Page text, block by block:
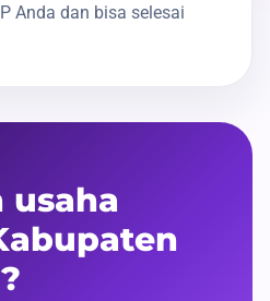
Anda dan bisa selesai
usaha